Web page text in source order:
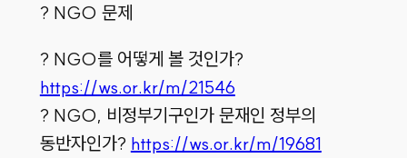
? NGO 문제
? NGO를 어떻게 볼 것인가?
https://ws.or.kr/m/21546
? NGO, 비정부기구인가 문재인 정부의
동반자인가? https://ws.or.kr/m/19681